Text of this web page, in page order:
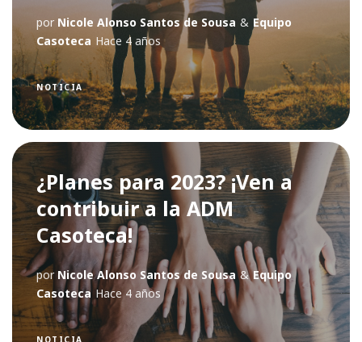
por Nicole Alonso Santos de Sousa & Equipo
Casoteca Hace 4 años
NOTICIA
¿Planes para 2023? ¡Ven a
contribuir a la ADM
Casoteca!
porNicole Alonso Santos de Sousa & Equipo
Casoteca Hace 4 años